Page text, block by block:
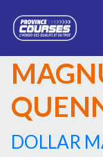
DOLLAR